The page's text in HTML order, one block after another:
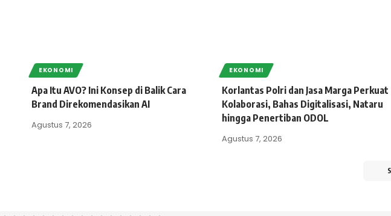
EKONOMI
Apa Itu AVO? Ini Konsep di Balik Cara
Brand Direkomendasikan AI
Agustus 7, 2026
EKONOMI
Korlantas Polri dan Jasa Marga Perkuat
Kolaborasi, Bahas Digitalisasi, Nataru
hingga Penertiban ODOL
Agustus 7, 2026